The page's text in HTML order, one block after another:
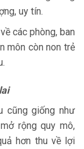
uy tín.
các phòng, ban
môn còn non trẻ
cũng giống như
rộng quy mô,
hơn thu về lợi